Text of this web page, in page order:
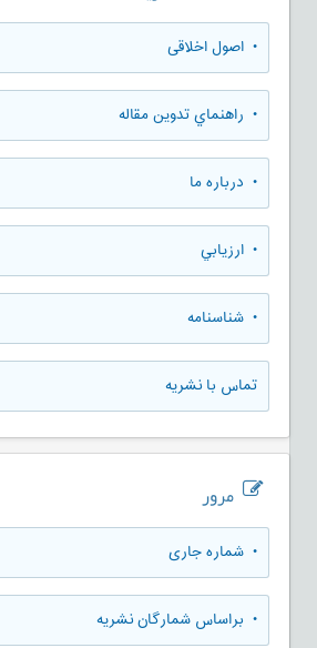
• اصول اخلاقی
• راهنماي تدوين مقاله
• درباره ما
• ارزيابي
• شناسنامه
تماس با نشریه
مرور
• شماره جاری
• براساس شمارگان نشریه